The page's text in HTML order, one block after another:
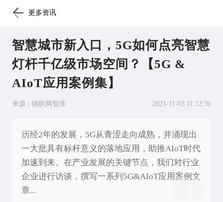
更多资讯
智慧城市新入口，5G如何点亮智慧
灯杆千亿级市场空间？【5G &
AIoT应用案例集】
来源 | 物联网智库 2021-11-03 11:12:30
历经2年的发展，5G从青涩走向成熟，并涌现出
一大批具有标杆意义的落地应用，助推AIoT时代
加速到来。在产业发展的关键节点，我们对行业
企业进行访谈，撰写一系列5G&AIoT应用案例文
章...